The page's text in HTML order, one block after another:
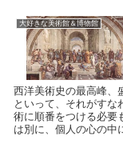
大好きな美術館＆博物館
西洋美術史の最高峰、
といって、それがすな
術に順番をつける必要
は別に、個人の心の中